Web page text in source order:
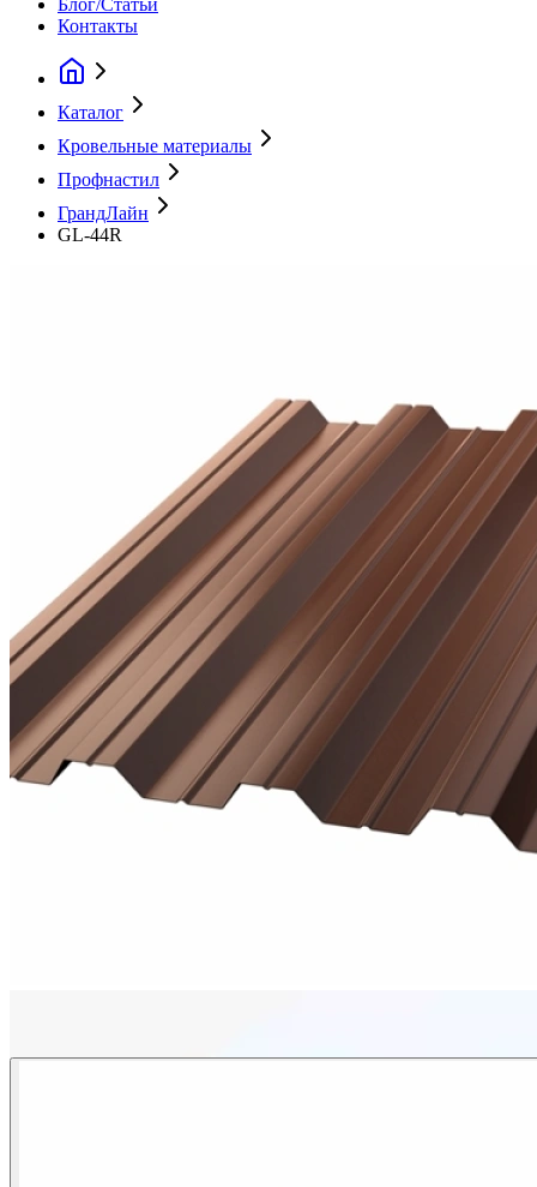
Блог/Статьи
Контакты
Каталог
Кровельные материалы
Профнастил
ГрандЛайн
GL-44R